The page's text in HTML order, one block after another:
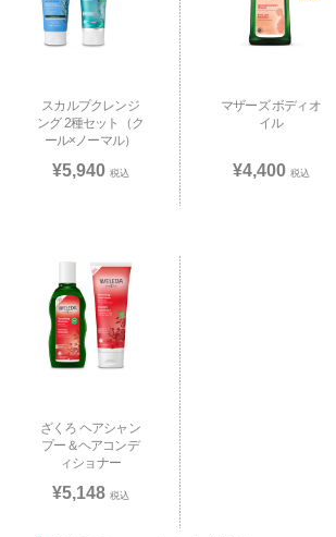
お買い物を続ける
スカルプクレンジ
ング 2種セット（ク
ール×ノーマル）
¥5,940 税込
マザーズ ボディオ
イル
¥4,400 税込
ざくろ ヘアシャン
プー＆ヘアコンデ
ィショナー
¥5,148 税込